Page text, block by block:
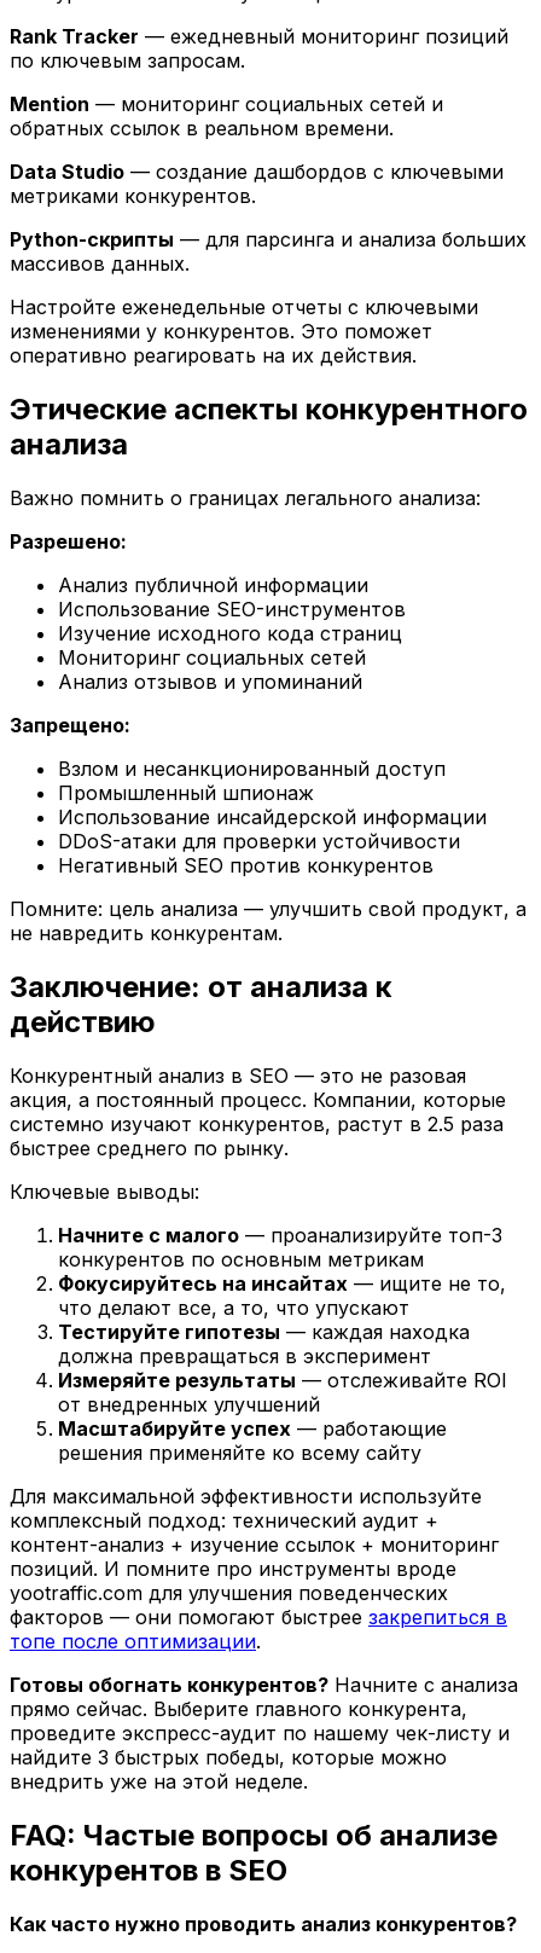
Rank Tracker — ежедневный мониторинг позиций
по ключевым запросам.
Mention — мониторинг социальных сетей и
обратных ссылок в реальном времени.
Data Studio — создание дашбордов с ключевыми
метриками конкурентов.
Python-скрипты — для парсинга и анализа больших
массивов данных.
Настройте еженедельные отчеты с ключевыми
изменениями у конкурентов. Это поможет
оперативно реагировать на их действия.
Этические аспекты конкурентного
анализа
Важно помнить о границах легального анализа:
Разрешено:
Анализ публичной информации
Использование SEO-инструментов
Изучение исходного кода страниц
Мониторинг социальных сетей
Анализ отзывов и упоминаний
Запрещено:
Взлом и несанкционированный доступ
Промышленный шпионаж
Использование инсайдерской информации
DDoS-атаки для проверки устойчивости
Негативный SEO против конкурентов
Помните: цель анализа — улучшить свой продукт, а
не навредить конкурентам.
Заключение: от анализа к
действию
Конкурентный анализ в SEO — это не разовая
акция, а постоянный процесс. Компании, которые
системно изучают конкурентов, растут в 2.5 раза
быстрее среднего по рынку.
Ключевые выводы:
Начните с малого — проанализируйте топ-3
конкурентов по основным метрикам
Фокусируйтесь на инсайтах — ищите не то,
что делают все, а то, что упускают
Тестируйте гипотезы — каждая находка
должна превращаться в эксперимент
Измеряйте результаты — отслеживайте ROI
от внедренных улучшений
Масштабируйте успех — работающие
решения применяйте ко всему сайту
Для максимальной эффективности используйте
комплексный подход: технический аудит +
контент-анализ + изучение ссылок + мониторинг
позиций. И помните про инструменты вроде
yootraffic.com для улучшения поведенческих
факторов — они помогают быстрее закрепиться в
топе после оптимизации.
Готовы обогнать конкурентов? Начните с анализа
прямо сейчас. Выберите главного конкурента,
проведите экспресс-аудит по нашему чек-листу и
найдите 3 быстрых победы, которые можно
внедрить уже на этой неделе.
FAQ: Частые вопросы об анализе
конкурентов в SEO
Как часто нужно проводить анализ конкурентов?